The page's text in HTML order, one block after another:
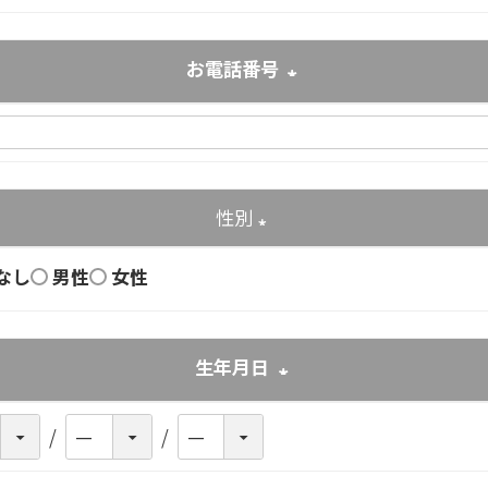
お電話番号
(必須)
性別
し 男性 女性
生年月日